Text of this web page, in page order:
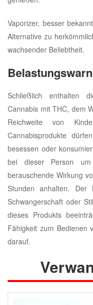
Vaporizer, besser
Alternative zu
wachsender Beliebtheit.
Schließlich enthalten
Cannabis mit THC, dem
Reichweite von
Cannabisprodukte
besessen oder
bei dieser Person um
berauschende Wirkung
Stunden anhalten. Der
Schwangerschaft oder
dieses Produkts
Fähigkeit zum Bedienen
darauf.